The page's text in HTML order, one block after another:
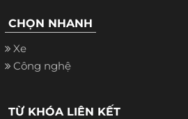
CHỌN NHANH
Xe
Công nghệ
TỪ KHÓA LIÊN KẾT